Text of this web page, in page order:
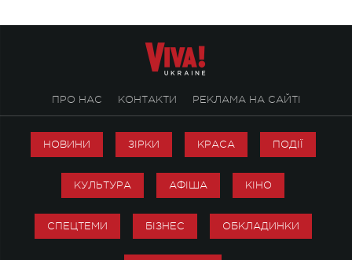
ПРО НАС КОНТАКТИ РЕКЛАМА НА САЙТІ
НОВИНИ ЗІРКИ КРАСА ПОДІЇ
КУЛЬТУРА АФІША КІНО
СПЕЦТЕМИ БІЗНЕС ОБКЛАДИНКИ